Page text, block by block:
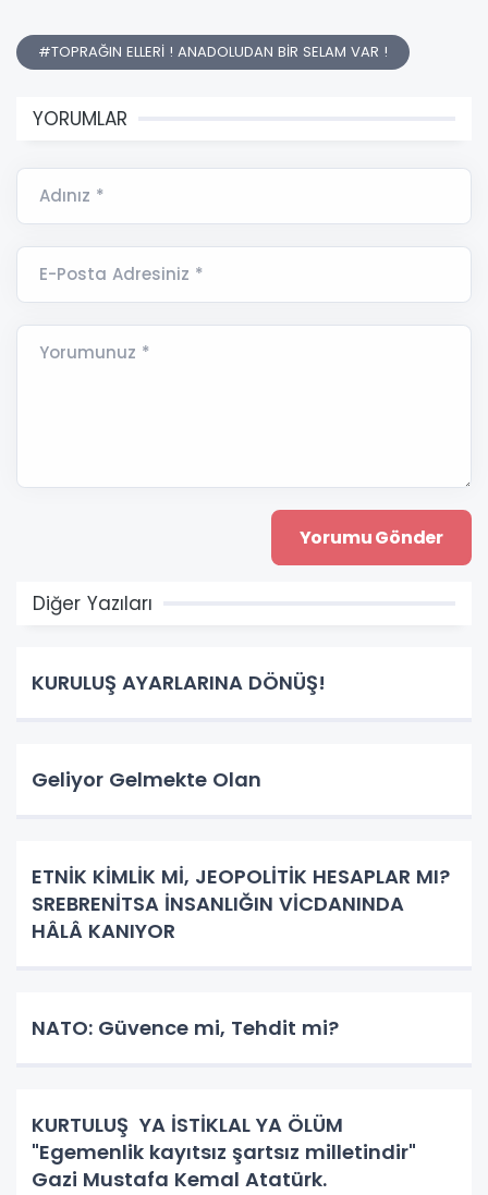
#TOPRAĞIN ELLERİ ! ANADOLUDAN BİR SELAM VAR !
YORUMLAR
Adınız *
E-Posta Adresiniz *
Yorumunuz *
Diğer Yazıları
KURULUŞ AYARLARINA DÖNÜŞ!
Geliyor Gelmekte Olan
ETNİK KİMLİK Mİ, JEOPOLİTİK HESAPLAR MI?
SREBRENİTSA İNSANLIĞIN VİCDANINDA
HÂLÂ KANIYOR
NATO: Güvence mi, Tehdit mi?
KURTULUŞ YA İSTİKLAL YA ÖLÜM
"Egemenlik kayıtsız şartsız milletindir"
Gazi Mustafa Kemal Atatürk.